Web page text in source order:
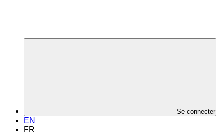
Se connecter
EN
FR